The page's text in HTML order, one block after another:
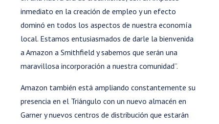
inmediato en la creación de empleo y un efecto
dominó en todos los aspectos de nuestra economía
local. Estamos entusiasmados de darle la bienvenida
a Amazon a Smithfield y sabemos que serán una
maravillosa incorporación a nuestra comunidad”.
Amazon también está ampliando constantemente su
presencia en el Triángulo con un nuevo almacén en
Garner y nuevos centros de distribución que estarán